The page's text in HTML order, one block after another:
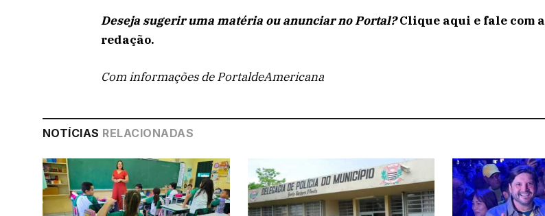
Deseja sugerir uma matéria ou anunciar no Portal?Clique aqui e fale com a
redação.
Com informações de PortaldeAmericana
NOTÍCIAS RELACIONADAS